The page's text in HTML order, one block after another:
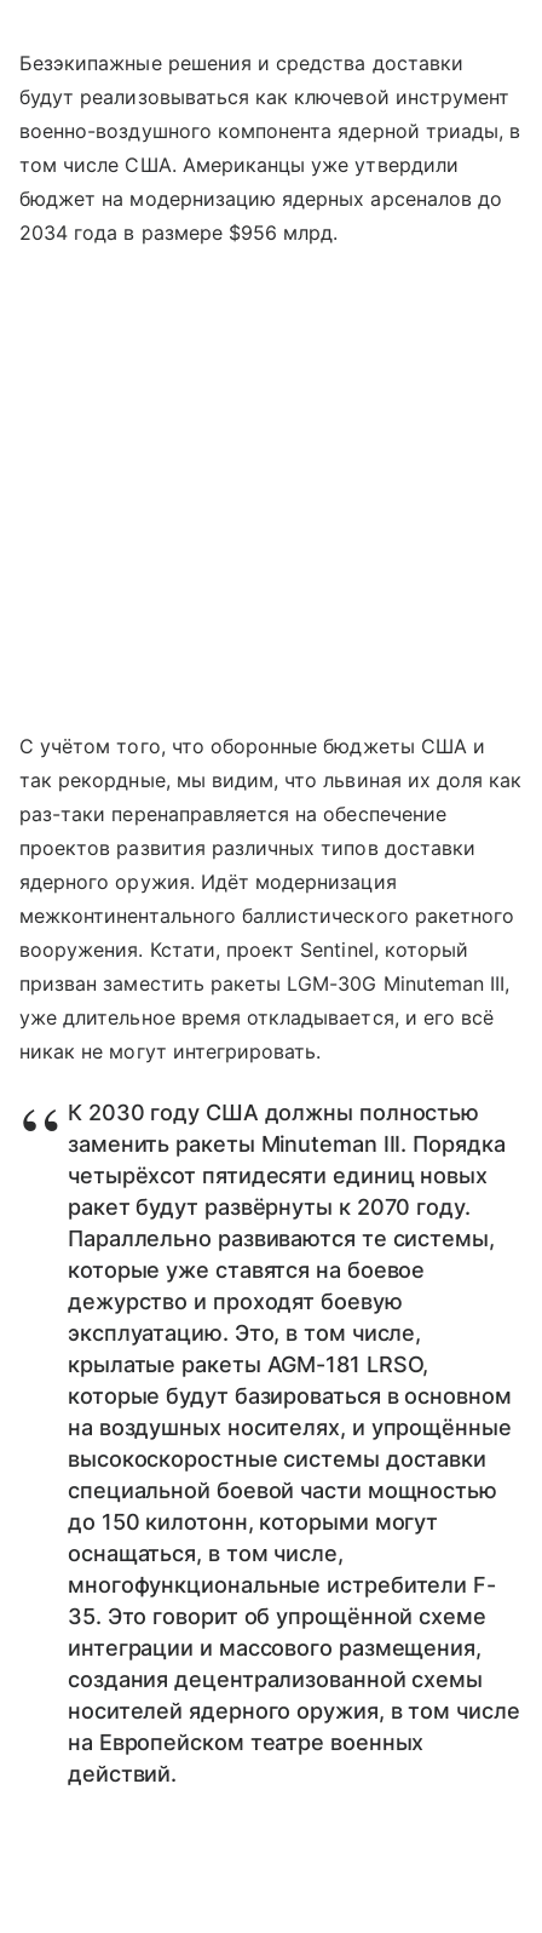
Безэкипажные решения и средства доставки
будут реализовываться как ключевой инструмент
военно-воздушного компонента ядерной триады, в
том числе США. Американцы уже утвердили
бюджет на модернизацию ядерных арсеналов до
2034 года в размере $956 млрд.
С учётом того, что оборонные бюджеты США и
так рекордные, мы видим, что львиная их доля как
раз-таки перенаправляется на обеспечение
проектов развития различных типов доставки
ядерного оружия. Идёт модернизация
межконтинентального баллистического ракетного
вооружения. Кстати, проект Sentinel, который
призван заместить ракеты LGM-30G Minuteman III,
уже длительное время откладывается, и его всё
никак не могут интегрировать.
К 2030 году США должны полностью
заменить ракеты Minuteman III. Порядка
четырёхсот пятидесяти единиц новых
ракет будут развёрнуты к 2070 году.
Параллельно развиваются те системы,
которые уже ставятся на боевое
дежурство и проходят боевую
эксплуатацию. Это, в том числе,
крылатые ракеты AGM-181 LRSO,
которые будут базироваться в основном
на воздушных носителях, и упрощённые
высокоскоростные системы доставки
специальной боевой части мощностью
до 150 килотонн, которыми могут
оснащаться, в том числе,
многофункциональные истребители F-
35. Это говорит об упрощённой схеме
интеграции и массового размещения,
создания децентрализованной схемы
носителей ядерного оружия, в том числе
на Европейском театре военных
действий.